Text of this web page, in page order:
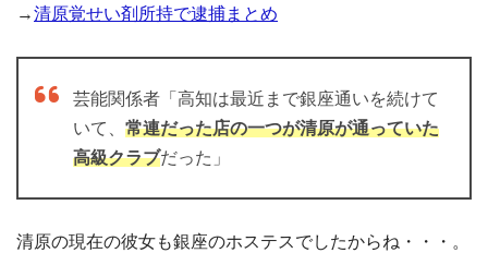
→清原覚せい剤所持で逮捕まとめ
芸能関係者「高知は最近まで銀座通いを続けて
いて、 常連だった店の一つが清原が通っていた
高級クラブだった」
清原の現在の彼女も銀座のホステスでしたからね・・・。